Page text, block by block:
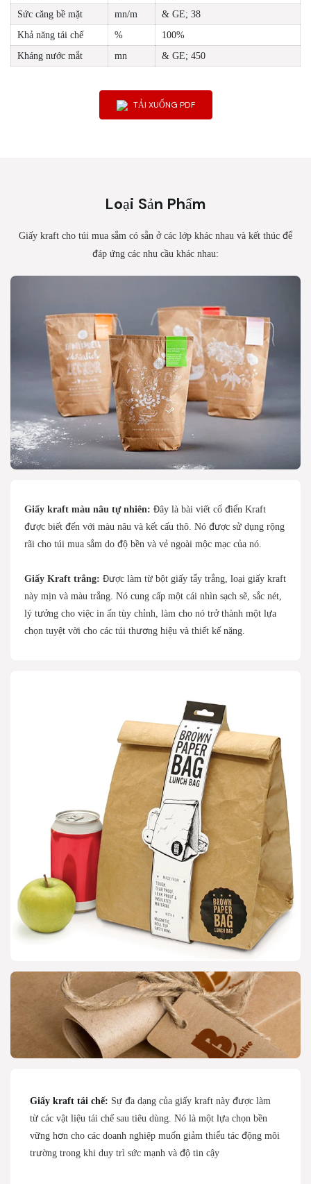
Sức căng bề mặt
mn/m
& GE; 38
Khả năng tái chế
%
100%
Kháng nước mắt
mn & GE; 450
TẢI XUỐNG PDF
Loại Sản Phẩm
Giấy kraft cho túi mua sắm có sẵn ở các lớp khác nhau và kết thúc để
đáp ứng các nhu cầu khác nhau:
Giấy kraft màu nâu tự nhiên: Đây là bài viết cổ điển Kraft
được biết đến với màu nâu và kết cấu thô. Nó được sử dụng rộng
rãi cho túi mua sắm do độ bền và vẻ ngoài mộc mạc của nó.
Giấy Kraft trắng: Được làm từ bột giấy tẩy trắng, loại giấy kraft
này mịn và màu trắng. Nó cung cấp một cái nhìn sạch sẽ, sắc nét,
lý tưởng cho việc in ấn tùy chỉnh, làm cho nó trở thành một lựa
chọn tuyệt vời cho các túi thương hiệu và thiết kế nặng.
Giấy kraft tái chế: Sự đa dạng của giấy kraft này được làm
từ các vật liệu tái chế sau tiêu dùng. Nó là một lựa chọn bền
vững hơn cho các doanh nghiệp muốn giảm thiểu tác động môi
trường trong khi duy trì sức mạnh và độ tin cậy